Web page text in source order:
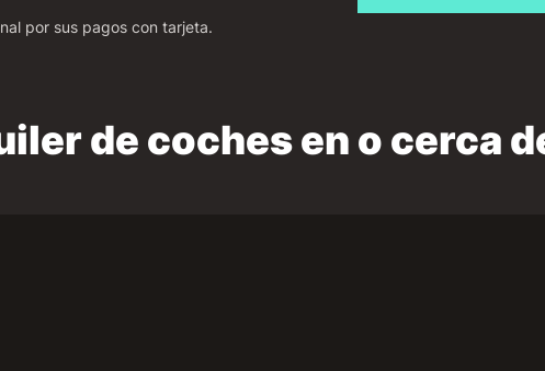
por sus pagos con tarjeta.
de coches en o cerca